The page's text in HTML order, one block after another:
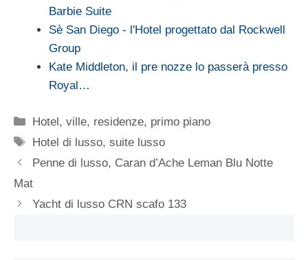
Barbie Suite
Sè San Diego - l'Hotel progettato dal Rockwell
Group
Kate Middleton, il pre nozze lo passerà presso
Royal…
Categorie
Hotel, ville, residenze, primo piano
Tag
Hotel di lusso,suite lusso
Penne di lusso, Caran d’Ache Leman Blu Notte
Mat
Yacht di lusso CRN scafo 133